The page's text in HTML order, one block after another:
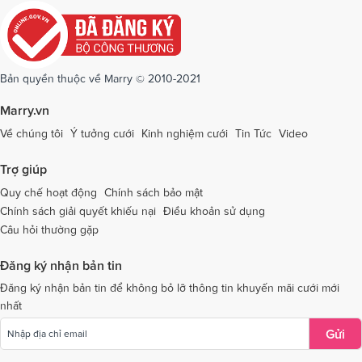
Dịch vụ cưới tại Quảng Ngãi
Dịch vụ cưới tại Quảng Ninh
Dịch vụ cưới tại Sóc Trăng Dịch vụ cưới tại Sơn La
Dịch vụ cưới tại Thái Bình Dịch vụ cưới tại Thanh Hóa
Dịch vụ cưới tại Thừa Thiên - Huế
Dịch vụ cưới tại An Giang Dịch vụ cưới tại Trà Vinh
Dịch vụ cưới tại Tuyên Quang
Dịch vụ cưới tại Bà Rịa - Vũng TàuDịch vụ cưới tại Bắc Giang
Dịch vụ cưới tại Bắc Kạn
Bản quyền thuộc về Marry © 2010-2021
Marry.vn
Về chúng tôi Ý tưởng cưới Kinh nghiệm cưới Tin Tức Video
Trợ giúp
Quy chế hoạt động
Chính sách bảo mật
Chính sách giải quyết khiếu nại Điều khoản sử dụng
Câu hỏi thường gặp
Đăng ký nhận bản tin
Đăng ký nhận bản tin để không bỏ lỡ thông tin khuyến mãi cưới mới
nhất
Gửi